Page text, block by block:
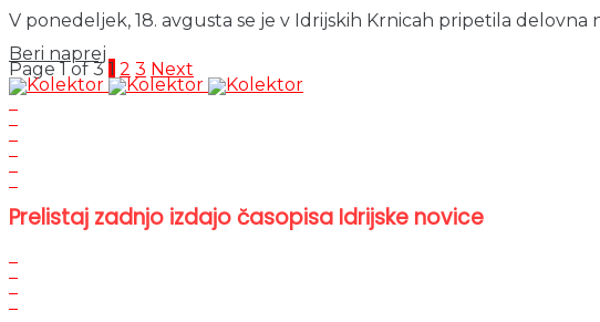
V ponedeljek, 18. avgusta se je v Idrijskih Krnicah pripetila delovna
Beri naprej
Page 1 of 3 1 2 3 Next
Prelistaj zadnjo izdajo časopisa Idrijske novice